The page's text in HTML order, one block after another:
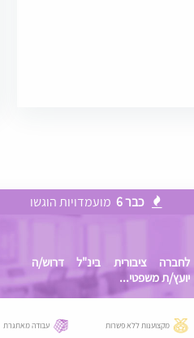
כבר 6 מועמדויות הוגשו
לחברה ציבורית בינ"ל דרוש/ה
יועץ/ת משפטי...
מקצוענות ללא פשרות עבודה מאתגרת